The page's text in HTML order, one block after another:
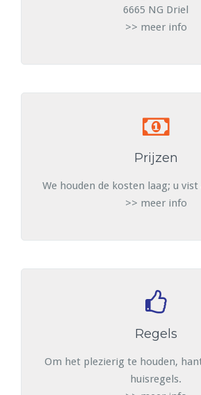
6665 NG Driel
>> meer info
Prijzen
We houden de kosten laag; u vist
>> meer info
Regels
Om het plezierig te houden,
huisregels.